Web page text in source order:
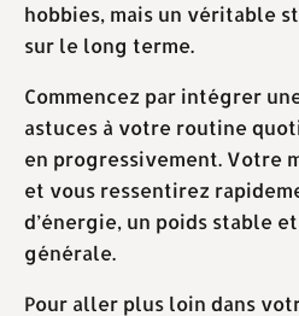
hobbies, mais un véritable
sur le long terme.
Commencez par intégrer
astuces à votre routine
en progressivement. Votre
et vous ressentirez
d’énergie, un poids stable
générale.
Pour aller plus loin dans